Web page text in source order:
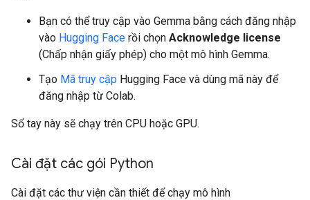
Bạn có thể truy cập vào Gemma bằng cách đăng nhập
vào Hugging Face rồi chọn Acknowledge license
(Chấp nhận giấy phép) cho một mô hình Gemma.
Tạo Mã truy cập Hugging Face và dùng mã này để
đăng nhập từ Colab.
Sổ tay này sẽ chạy trên CPU hoặc GPU.
Cài đặt các gói Python
Cài đặt các thư viện cần thiết để chạy mô hình